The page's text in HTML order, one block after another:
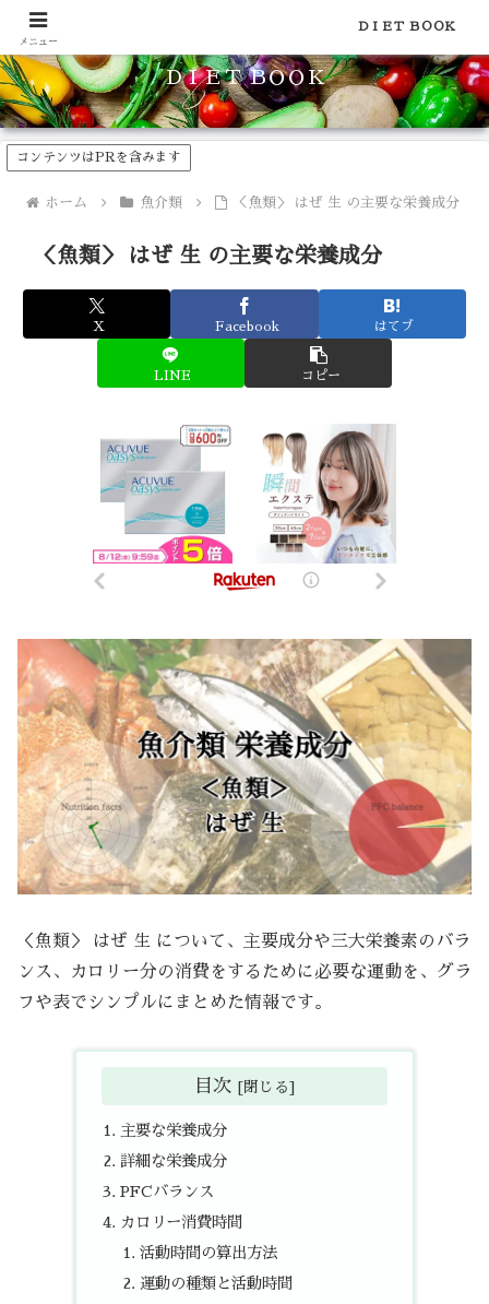
食品のカロリーや糖質などの栄養素がわかる！健康やダイエットに
ＤＩＥＴ ＢＯＯＫ
コンテンツはPRを含みます
ホーム 魚介類 ＜魚類＞ はぜ 生 の主要な栄養成分
＜魚類＞ はぜ 生 の主要な栄養成分
X Facebook はてブ
LINE コピー
＜魚類＞ はぜ 生 について、主要成分や三大栄養素のバラ
ンス、カロリー分の消費をするために必要な運動を、グラ
フや表でシンプルにまとめた情報です。
目次
主要な栄養成分
詳細な栄養成分
PFCバランス
カロリー消費時間
活動時間の算出方法
運動の種類と活動時間
メニュー
ＤＩＥＴ ＢＯＯＫ